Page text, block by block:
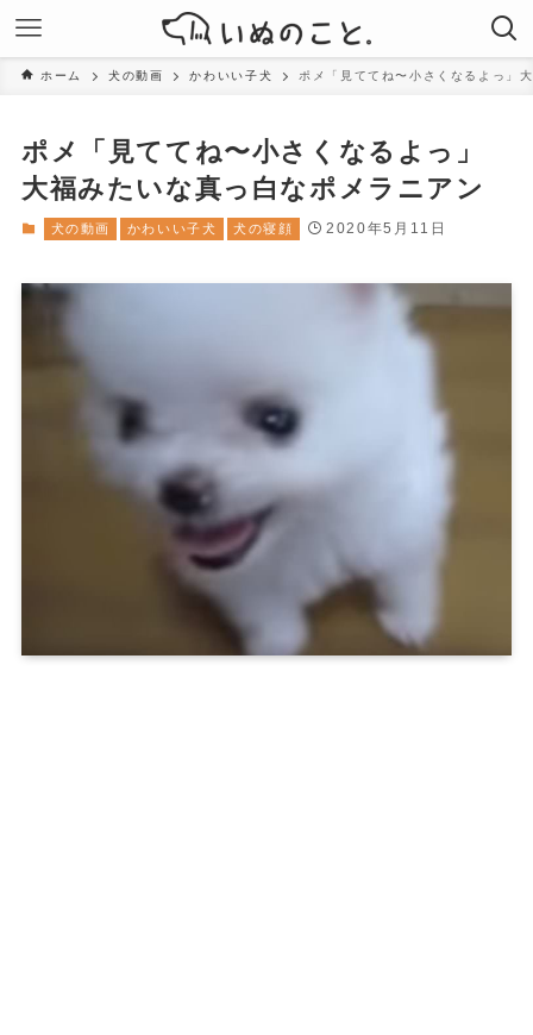
ホーム 犬の動画 かわいい子犬 ポメ「見ててね〜小さくなるよっ」
ポメ「見ててね〜小さくなるよっ」
大福みたいな真っ白なポメラニアン
犬の動画 かわいい子犬 犬の寝顔 2020年5月11日